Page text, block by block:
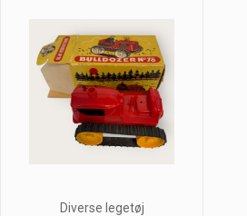
Diverse legetøj